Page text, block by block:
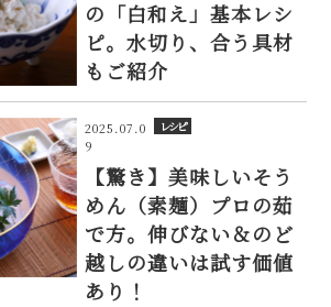
の「白和え」基本レシ
ピ。水切り、合う具材
もご紹介
2025.07.0
9
レシピ
【驚き】美味しいそう
めん（素麺）プロの茹
で方。伸びない＆のど
越しの違いは試す価値
あり！